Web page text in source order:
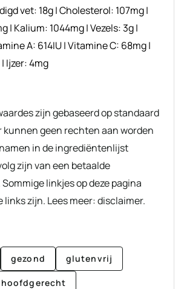
vet: 18g|Cholesterol: 107mg|
| Kalium: 1044mg|Vezels:3g|
A: 614IU|Vitamine C: 68mg|
| Ijzer:4mg
kunnen geen rechten aan worden
in de ingrediëntenlijst
zijn van een betaalde
linkjes op deze pagina
zijn. Lees meer: disclaimer.
gezond glutenvrij
hoofdgerecht